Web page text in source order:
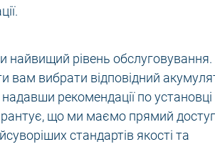
найвищий рівень обслуговування.
вам вибрати відповідний
рекомендації по установці
що ми маємо прямий
стандартів якості та